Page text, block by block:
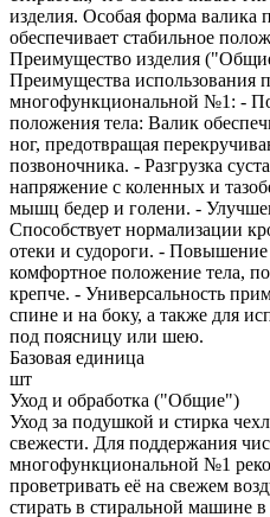
изделия. Особая форма валика
обеспечивает стабильное
Преимущество изделия
Преимущества использования
многофункциональной №1: -
положения тела: Валик
ног, предотвращая
позвоночника. - Разгрузка
напряжение с коленных и
мышц бедер и голени. -
Способствует нормализации
отеки и судороги. - Повышение
комфортное положение тела,
крепче. - Универсальность
спине и на боку, а также для
под поясницу или шею.
Базовая единица
шт
Уход и обработка ("Общие")
Уход за подушкой и стирка
свежести. Для поддержания
многофункциональной №1
проветривать её на свежем
стирать в стиральной машине